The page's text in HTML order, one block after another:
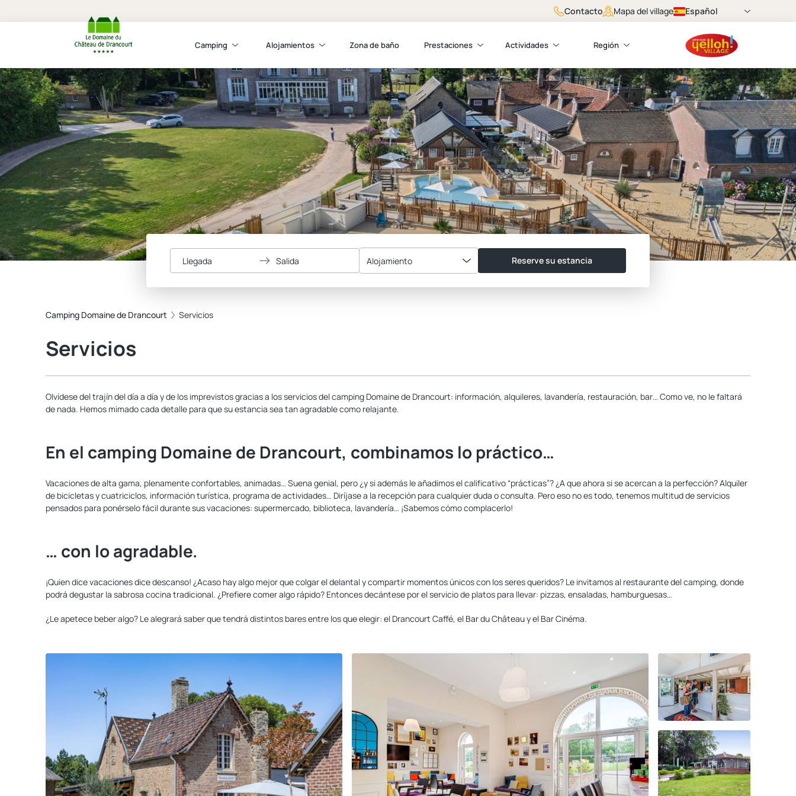
Contacto Mapa del village Español
Camping Alojamientos Zona de baño Prestaciones Actividades Región
Llegada Salida Alojamiento Reserve su estancia
Camping Domaine de Drancourt Servicios
Servicios
Olvídese del trajín del día a día y de los imprevistos gracias a los servicios del camping Domaine de Drancourt: información, alquileres, lavandería, restauración, bar… Como ve, no le faltará
de nada. Hemos mimado cada detalle para que su estancia sea tan agradable como relajante.
En el camping Domaine de Drancourt, combinamos lo práctico…
Vacaciones de alta gama, plenamente confortables, animadas… Suena genial, pero ¿y si además le añadimos el calificativo “prácticas”? ¿A que ahora si se acercan a la perfección? Alquiler
de bicicletas y cuatriciclos, información turística, programa de actividades… Diríjase a la recepción para cualquier duda o consulta. Pero eso no es todo, tenemos multitud de servicios
pensados para ponérselo fácil durante sus vacaciones: supermercado, biblioteca, lavandería… ¡Sabemos cómo complacerlo!
… con lo agradable.
¡Quien dice vacaciones dice descanso! ¿Acaso hay algo mejor que colgar el delantal y compartir momentos únicos con los seres queridos? Le invitamos al restaurante del camping, donde
podrá degustar la sabrosa cocina tradicional. ¿Prefiere comer algo rápido? Entonces decántese por el servicio de platos para llevar: pizzas, ensaladas, hamburguesas…
¿Le apetece beber algo? Le alegrará saber que tendrá distintos bares entre los que elegir: el Drancourt Caffé, el Bar du Château y el Bar Cinéma.